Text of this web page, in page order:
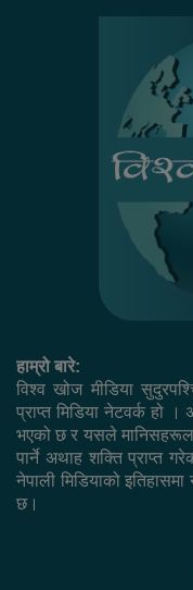
हाम्रो बारे:
विश्व खोज मीडिया
प्राप्त मिडिया नेटवर्क हो
भएको छ र यसले
पार्ने अथाह शक्ति प्राप्त
नेपाली मिडियाको
छ।